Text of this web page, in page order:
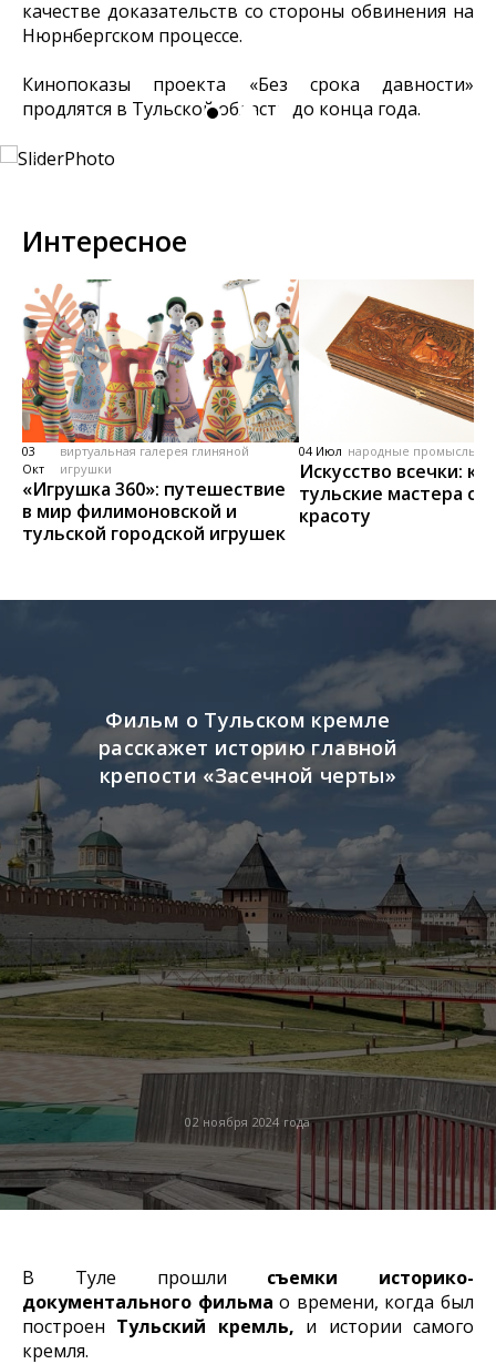
качестве доказательств со стороны обвинения на
Нюрнбергском процессе.
Кинопоказы проекта «Без срока давности»
продлятся в Тульской области до конца года.
Интересное
03
Окт
виртуальная галерея глиняной
игрушки
«Игрушка 360»: путешествие
в мир филимоновской и
тульской городской игрушек
04 Июл народные промыслы,
Искусство всечки: как
тульские мастера
красоту
02 ноября 2024 года
Фильм о Тульском кремле
расскажет историю главной
крепости «Засечной черты»
В Туле прошли съемки историко-
документального фильма о времени, когда был
построен Тульский кремль, и истории самого
кремля.